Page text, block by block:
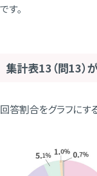
です。
集計表13（問13）
回答割合をグラフにす